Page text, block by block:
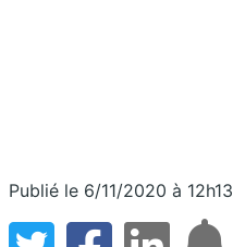
Publié le 6/11/2020 à 12h13